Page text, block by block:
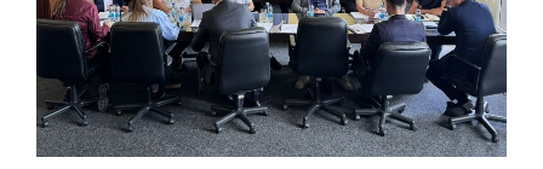
Захтјев за издавање ПОНОСНЕ КАРТИЦЕ
Обавјештење за предузетника - Вера
Ујић
ЈАВНИ ПОЗИВ ЗА ПРИЈАВУ
НЕПРОПИСНОГ ОДЛАГАЊА ОТПАДА УЗ